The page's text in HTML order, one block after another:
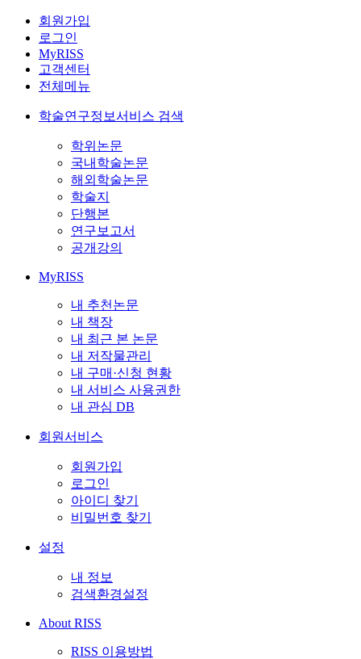
회원가입
로그인
MyRISS
고객센터
전체메뉴
학술연구정보서비스 검색
학위논문
국내학술논문
해외학술논문
학술지
단행본
연구보고서
공개강의
MyRISS
내 추천논문
내 책장
내 최근 본 논문
내 저작물관리
내 구매·신청 현황
내 서비스 사용권한
내 관심 DB
회원서비스
회원가입
로그인
아이디 찾기
비밀번호 찾기
설정
내 정보
검색환경설정
About RISS
RISS 이용방법